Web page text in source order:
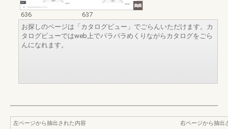
636
637
お探しのページは「カタログビュー」でごらんいただけます。カ
タログビューではweb上でパラパラめくりながらカタログをごら
んになれます。
左ページから抽出された内容
右ページから抽出